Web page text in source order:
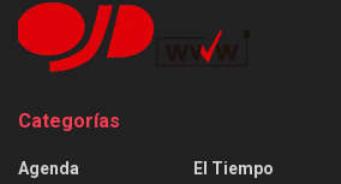
Categorías
Agenda
El Tiempo